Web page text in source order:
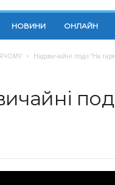
НОВИНИ ОНЛАЙН
Надзвичайні події “На